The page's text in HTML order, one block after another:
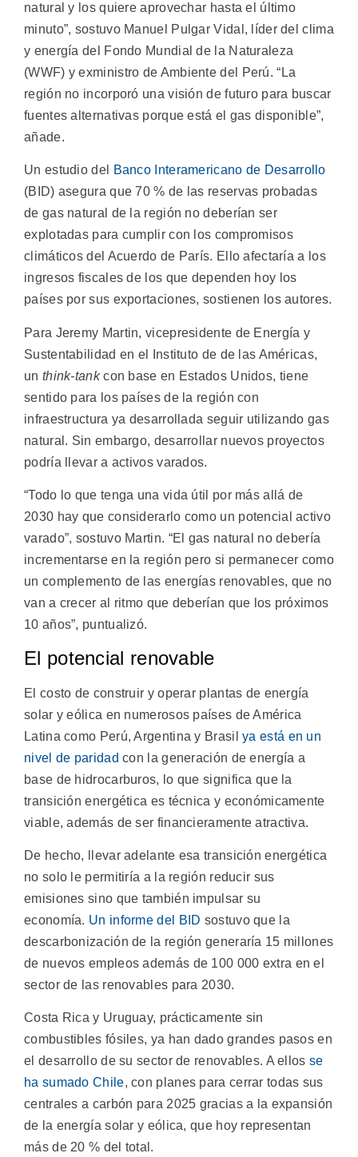
natural y los quiere aprovechar hasta el último
minuto”, sostuvo Manuel Pulgar Vidal, líder del clima
y energía del Fondo Mundial de la Naturaleza
(WWF) y exministro de Ambiente del Perú. “La
región no incorporó una visión de futuro para buscar
fuentes alternativas porque está el gas disponible”,
añade.
Un estudio del
Banco Interamericano de Desarrollo
(BID) asegura que 70 % de las reservas probadas
de gas natural de la región no deberían ser
explotadas para cumplir con los compromisos
climáticos del Acuerdo de París. Ello afectaría a los
ingresos fiscales de los que dependen hoy los
países por sus exportaciones, sostienen los autores.
Para Jeremy Martin, vicepresidente de Energía y
Sustentabilidad en el Instituto de de las Américas,
un think-tankcon base en Estados Unidos, tiene
sentido para los países de la región con
infraestructura ya desarrollada seguir utilizando gas
natural. Sin embargo, desarrollar nuevos proyectos
podría llevar a activos varados.
“Todo lo que tenga una vida útil por más allá de
2030 hay que considerarlo como un potencial activo
varado”, sostuvo Martin. “El gas natural no debería
incrementarse en la región pero si permanecer como
un complemento de las energías renovables, que no
van a crecer al ritmo que deberían que los próximos
10 años”, puntualizó.
El potencial renovable
El costo de construir y operar plantas de energía
solar y eólica en numerosos países de América
Latina como Perú, Argentina y Brasil ya está en un
nivel de paridad con la generación de energía a
base de hidrocarburos, lo que significa que la
transición energética es técnica y económicamente
viable, además de ser financieramente atractiva.
De hecho, llevar adelante esa transición energética
no solo le permitiría a la región reducir sus
emisiones sino que también impulsar su
economía. Un informe del BID sostuvo que la
descarbonización de la región generaría 15 millones
de nuevos empleos además de 100 000 extra en el
sector de las renovables para 2030.
Costa Rica y Uruguay, prácticamente sin
combustibles fósiles, ya han dado grandes pasos en
el desarrollo de su sector de renovables. A ellos se
ha sumado Chile, con planes para cerrar todas sus
centrales a carbón para 2025 gracias a la expansión
de la energía solar y eólica, que hoy representan
más de 20 % del total.